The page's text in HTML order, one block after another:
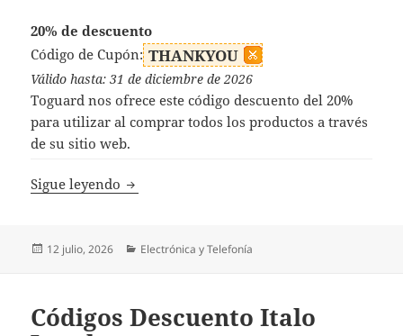
20% de descuento
Código de Cupón: THANKYOU
Válido hasta: 31 de diciembre de 2026
Toguard nos ofrece este código descuento del 20%
para utilizar al comprar todos los productos a través
de su sitio web.
Sigue leyendo Códigos Descuento Toguard
Publicado
12 julio, 2026 Categorías
Electrónica y Telefonía
Códigos Descuento Italo